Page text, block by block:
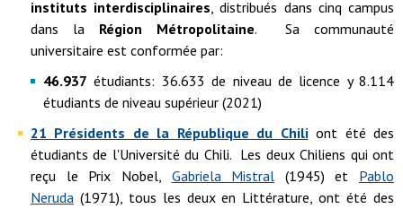
instituts interdisciplinaires, distribués dans cinq campus
dans la Région Métropolitaine. Sa communauté
universitaire est conformée par:
46.937 étudiants: 36.633 de niveau de licence y 8.114
étudiants de niveau supérieur (2021)
21 Présidents de la République du Chiliont été des
étudiants de l'Université du Chili. Les deux Chiliens qui ont
reçu le Prix Nobel, Gabriela Mistral (1945) et Pablo
Neruda (1971), tous les deux en Littérature, ont été des